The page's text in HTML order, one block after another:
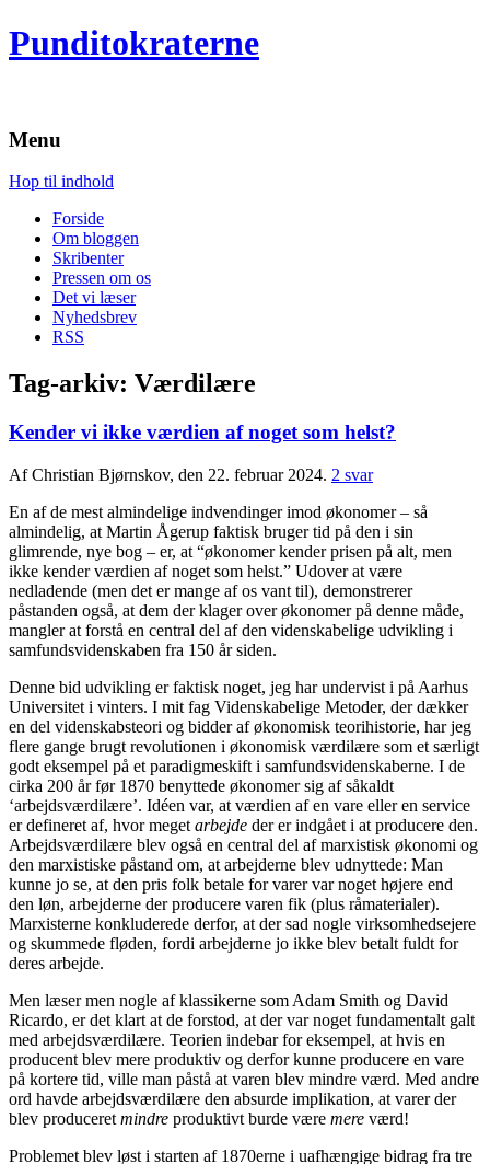
Punditokraterne
Menu
Hop til indhold
Forside
Om bloggen
Skribenter
Pressen om os
Det vi læser
Nyhedsbrev
RSS
Tag-arkiv: Værdilære
Kender vi ikke værdien af noget som helst?
Af Christian Bjørnskov, den 22. februar 2024. 2 svar
En af de mest almindelige indvendinger imod økonomer – så
almindelig, at Martin Ågerup faktisk bruger tid på den i sin
glimrende, nye bog – er, at “økonomer kender prisen på alt, men
ikke kender værdien af noget som helst.” Udover at være
nedladende (men det er mange af os vant til), demonstrerer
påstanden også, at dem der klager over økonomer på denne måde,
mangler at forstå en central del af den videnskabelige udvikling i
samfundsvidenskaben fra 150 år siden.
Denne bid udvikling er faktisk noget, jeg har undervist i på Aarhus
Universitet i vinters. I mit fag Videnskabelige Metoder, der dækker
en del videnskabsteori og bidder af økonomisk teorihistorie, har jeg
flere gange brugt revolutionen i økonomisk værdilære som et særligt
godt eksempel på et paradigmeskift i samfundsvidenskaberne. I de
cirka 200 år før 1870 benyttede økonomer sig af såkaldt
‘arbejdsværdilære’. Idéen var, at værdien af en vare eller en service
er defineret af, hvor meget arbejde der er indgået i at producere den.
Arbejdsværdilære blev også en central del af marxistisk økonomi og
den marxistiske påstand om, at arbejderne blev udnyttede: Man
kunne jo se, at den pris folk betale for varer var noget højere end
den løn, arbejderne der producere varen fik (plus råmaterialer).
Marxisterne konkluderede derfor, at der sad nogle virksomhedsejere
og skummede fløden, fordi arbejderne jo ikke blev betalt fuldt for
deres arbejde.
Men læser men nogle af klassikerne som Adam Smith og David
Ricardo, er det klart at de forstod, at der var noget fundamentalt galt
med arbejdsværdilære. Teorien indebar for eksempel, at hvis en
producent blev mere produktiv og derfor kunne producere en vare
på kortere tid, ville man påstå at varen blev mindre værd. Med andre
ord havde arbejdsværdilære den absurde implikation, at varer der
blev produceret mindre produktivt burde være mere værd!
Problemet blev løst i starten af 1870erne i uafhængige bidrag fra tre